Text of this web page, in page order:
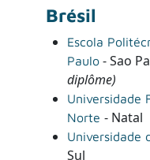
Brésil
Escola
Paulo- Sao
diplôme)
Universidade
Norte - Natal
Universidade
Sul